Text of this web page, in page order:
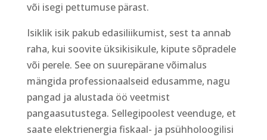
või isegi pettumuse pärast.
Isiklik isik pakub edasiliikumist, sest ta annab
raha, kui soovite üksikisikule, kipute sõpradele
või perele. See on suurepärane võimalus
mängida professionaalseid edusamme, nagu
pangad ja alustada öö veetmist
pangaasutustega. Sellegipoolest veenduge, et
saate elektrienergia fiskaal- ja psühholoogilisi